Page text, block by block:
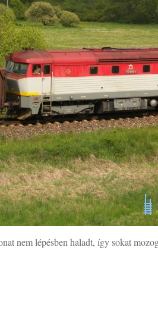
nem lépésben haladt, így sokat